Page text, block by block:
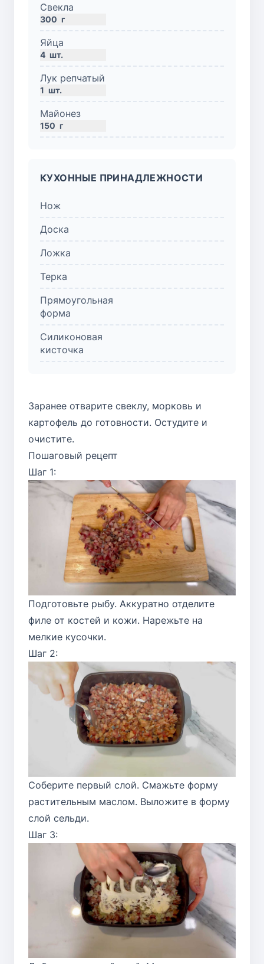
Свекла
300 г
Яйца
4 шт.
Лук репчатый
1 шт.
Майонез
150 г
КУХОННЫЕ ПРИНАДЛЕЖНОСТИ
Нож
Доска
Ложка
Терка
Прямоугольная
форма
Силиконовая
кисточка
Заранее отварите свеклу, морковь и
картофель до готовности. Остудите и
очистите.
Пошаговый рецепт
Шаг 1:
Подготовьте рыбу. Аккуратно отделите
филе от костей и кожи. Нарежьте на
мелкие кусочки.
Шаг 2:
Соберите первый слой. Смажьте форму
растительным маслом. Выложите в форму
слой сельди.
Шаг 3: